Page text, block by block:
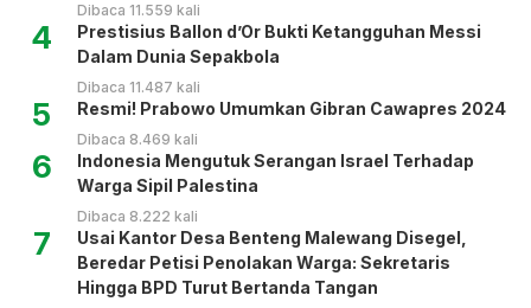
Dibaca 11.559 kali
4
Prestisius Ballon d’Or Bukti Ketangguhan Messi
Dalam Dunia Sepakbola
Dibaca 11.487 kali
5 Resmi! Prabowo Umumkan Gibran Cawapres 2024
Dibaca 8.469 kali
6
Indonesia Mengutuk Serangan Israel Terhadap
Warga Sipil Palestina
Dibaca 8.222 kali
7
Usai Kantor Desa Benteng Malewang Disegel,
Beredar Petisi Penolakan Warga: Sekretaris
Hingga BPD Turut Bertanda Tangan